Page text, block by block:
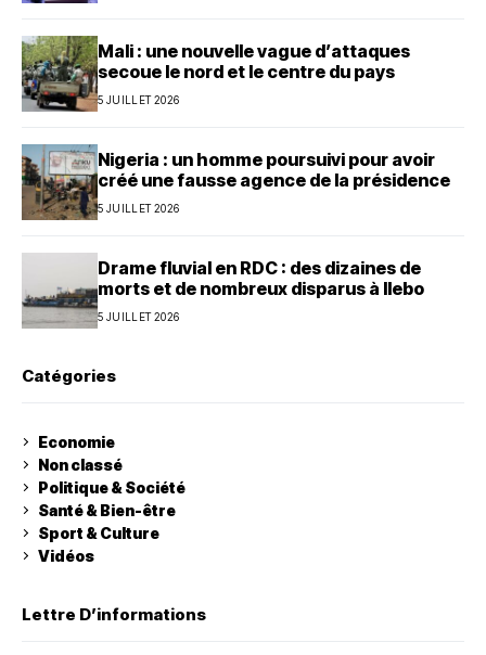
Mali : une nouvelle vague d’attaques
secoue le nord et le centre du pays
5 JUILLET 2026
Nigeria : un homme poursuivi pour avoir
créé une fausse agence de la présidence
5 JUILLET 2026
Drame fluvial en RDC : des dizaines de
morts et de nombreux disparus à Ilebo
5 JUILLET 2026
Catégories
Economie
Non classé
Politique & Société
Santé & Bien-être
Sport & Culture
Vidéos
Lettre D’informations